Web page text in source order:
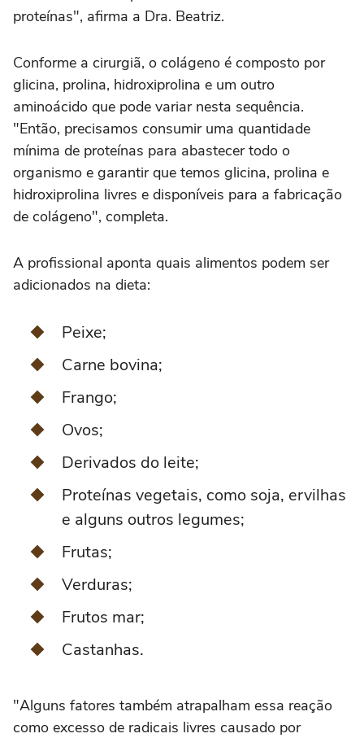
proteínas", afirma a Dra. Beatriz.
Conforme a cirurgiã, o colágeno é composto por
glicina, prolina, hidroxiprolina e um outro
aminoácido que pode variar nesta sequência.
"Então, precisamos consumir uma quantidade
mínima de proteínas para abastecer todo o
organismo e garantir que temos glicina, prolina e
hidroxiprolina livres e disponíveis para a fabricação
de colágeno", completa.
A profissional aponta quais alimentos podem ser
adicionados na dieta:
Peixe;
Carne bovina;
Frango;
Ovos;
Derivados do leite;
Proteínas vegetais, como soja, ervilhas
e alguns outros legumes;
Frutas;
Verduras;
Frutos mar;
Castanhas.
"Alguns fatores também atrapalham essa reação
como excesso de radicais livres causado por